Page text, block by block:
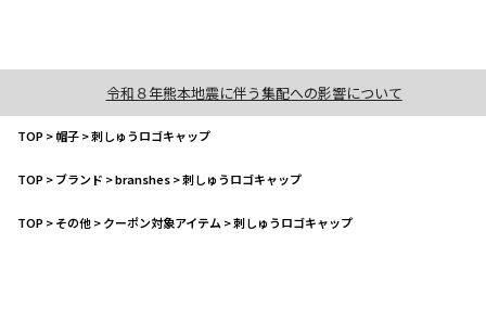
令和８年熊本地震に伴う集配への影響について
TOP>帽子>刺しゅうロゴキャップ
TOP>ブランド >branshes>刺しゅうロゴキャップ
TOP>その他>クーポン対象アイテム >刺しゅうロゴキャップ